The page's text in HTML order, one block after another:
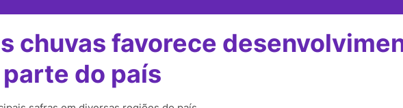
Vídeoschuvas favorece
do país